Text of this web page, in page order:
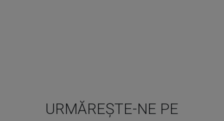
URMĂREȘTE-NE PE